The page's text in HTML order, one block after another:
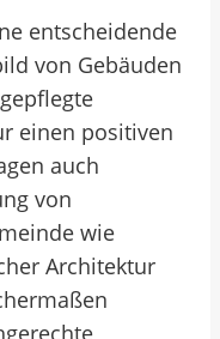
entscheidende
von Gebäuden
einen positiven
auch
von
wie
Architektur